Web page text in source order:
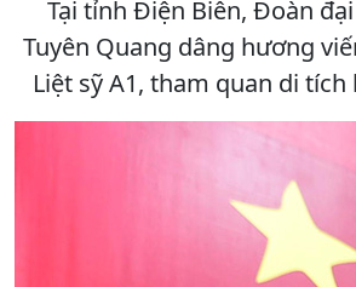
Tại tỉnh Điện Biên, Đoàn
Tuyên Quang dâng hương
Liệt sỹ A1, tham quan di